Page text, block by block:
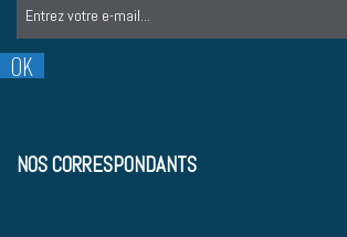
NOS CORRESPONDANTS